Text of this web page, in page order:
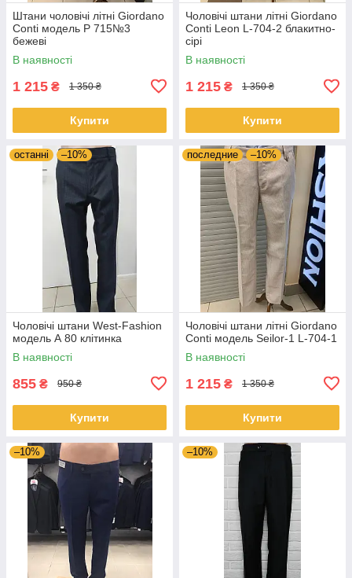
Штани чоловічі літні Giordano
Conti модель Р 715№3
бежевi
В наявності
1 215 ₴ 1 350 ₴
Купити
Чоловічі штани літні Giordano
Conti Leon L-704-2 блакитно-
сірі
В наявності
1 215 ₴ 1 350 ₴
Купити
останні –10%
Чоловічі штани West-Fashion
модель А 80 клітинка
В наявності
855 ₴ 950 ₴
Купити
последние –10%
Чоловічі штани літні Giordano
Conti модель Seilor-1 L-704-1
В наявності
1 215 ₴ 1 350 ₴
Купити
–10% –10%